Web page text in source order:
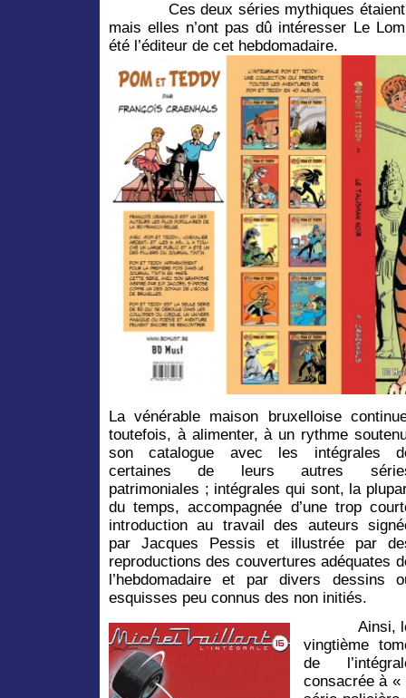
Ces deux séries mythiques étaient
mais elles n’ont pas dû intéresser Le
été l’éditeur de cet hebdomadaire.
La vénérable maison bruxelloise
toutefois, à alimenter, à un rythme
son catalogue avec les intégrales
certaines de leurs autres
patrimoniales ; intégrales qui sont, la
du temps, accompagnée d’une trop
introduction au travail des auteurs
par Jacques Pessis et illustrée par
reproductions des couvertures adéquates
l’hebdomadaire et par divers dessins
esquisses peu connus des non initiés.
Ainsi,
vingtième
de
consacrée à